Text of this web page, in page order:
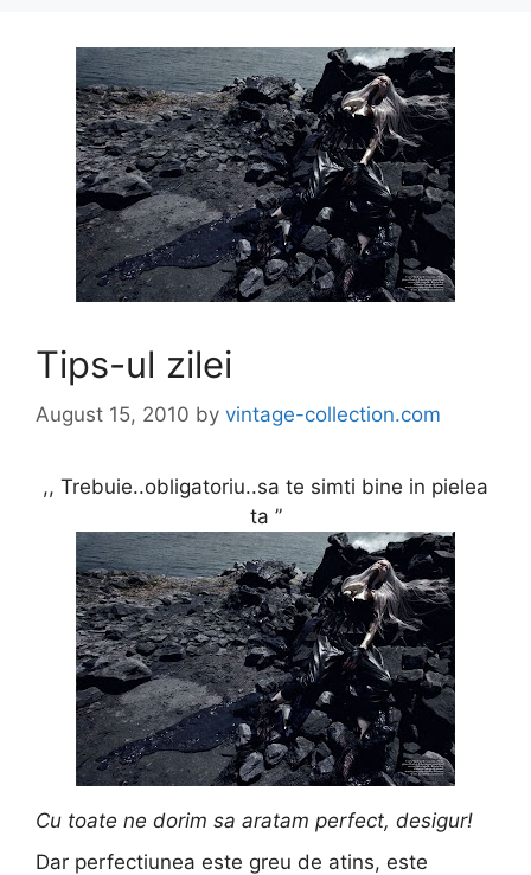
Tips-ul zilei
August 15, 2010 by vintage-collection.com
,, Trebuie..obligatoriu..sa te simti bine in pielea
ta ”
Cu toate ne dorim sa aratam perfect, desigur!
Dar perfectiunea este greu de atins, este